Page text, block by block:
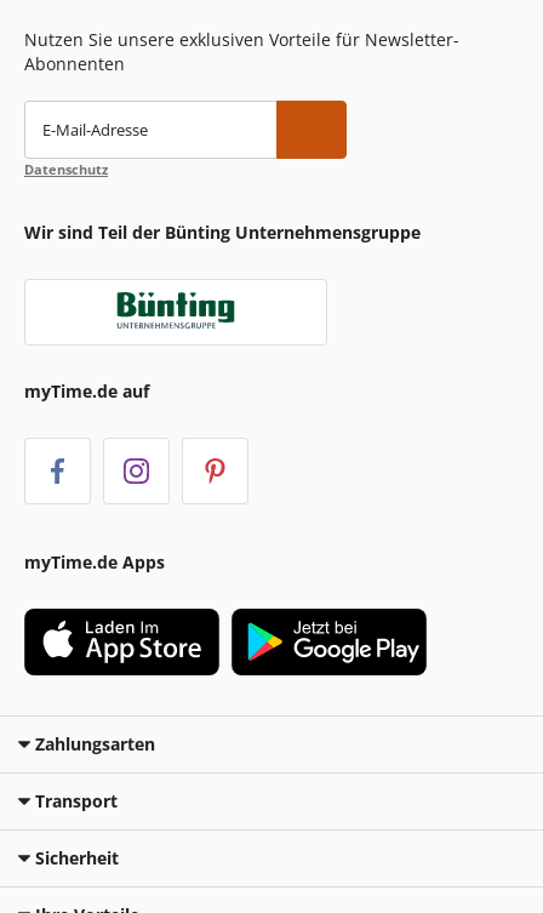
Nutzen Sie unsere exklusiven Vorteile für Newsletter-
Abonnenten
E-Mail-Adresse
Datenschutz
Wir sind Teil der Bünting Unternehmensgruppe
myTime.de auf
myTime.de Apps
Zahlungsarten
Transport
Sicherheit